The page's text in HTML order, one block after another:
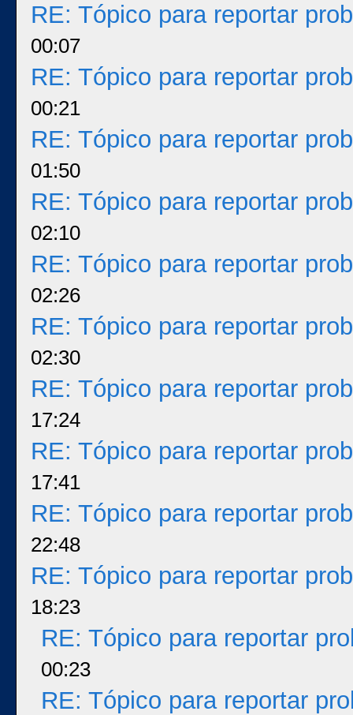
RE: Tópico para reportar
00:07
RE: Tópico para reportar
00:21
RE: Tópico para reportar
01:50
RE: Tópico para reportar
02:10
RE: Tópico para reportar
02:26
RE: Tópico para reportar
02:30
RE: Tópico para reportar
17:24
RE: Tópico para reportar
17:41
RE: Tópico para reportar
22:48
RE: Tópico para reportar
18:23
RE: Tópico para reportar
00:23
RE: Tópico para reportar